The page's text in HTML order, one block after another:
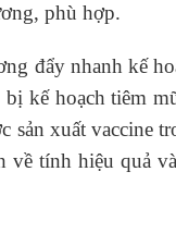
phù hợp.
đẩy nhanh kế
bị kế hoạch tiêm
sản xuất vaccine
về tính hiệu quả